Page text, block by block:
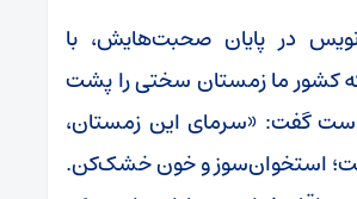
در پایان صحبت‌هایش، با
کشور ما زمستان سختی را پشت
گفت: «سرمای این زمستان،
استخوان‌سوز و خون خشک‌کن.